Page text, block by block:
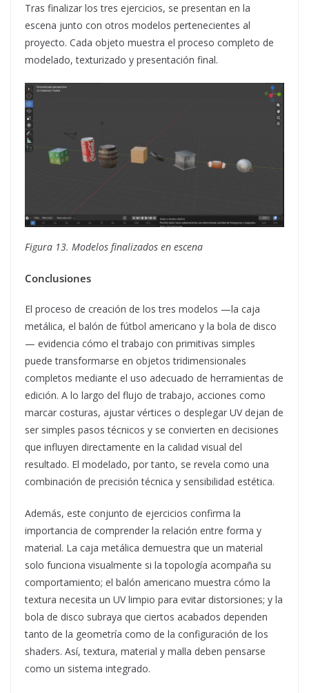
Tras finalizar los tres ejercicios, se presentan en la
escena junto con otros modelos pertenecientes al
proyecto. Cada objeto muestra el proceso completo de
modelado, texturizado y presentación final.
Figura 13. Modelos finalizados en escena
Conclusiones
El proceso de creación de los tres modelos —la caja
metálica, el balón de fútbol americano y la bola de disco
— evidencia cómo el trabajo con primitivas simples
puede transformarse en objetos tridimensionales
completos mediante el uso adecuado de herramientas de
edición. A lo largo del flujo de trabajo, acciones como
marcar costuras, ajustar vértices o desplegar UV dejan de
ser simples pasos técnicos y se convierten en decisiones
que influyen directamente en la calidad visual del
resultado. El modelado, por tanto, se revela como una
combinación de precisión técnica y sensibilidad estética.
Además, este conjunto de ejercicios confirma la
importancia de comprender la relación entre forma y
material. La caja metálica demuestra que un material
solo funciona visualmente si la topología acompaña su
comportamiento; el balón americano muestra cómo la
textura necesita un UV limpio para evitar distorsiones; y la
bola de disco subraya que ciertos acabados dependen
tanto de la geometría como de la configuración de los
shaders. Así, textura, material y malla deben pensarse
como un sistema integrado.